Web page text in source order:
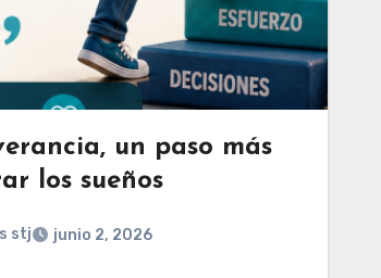
un paso más
los sueños
stj junio 2, 2026